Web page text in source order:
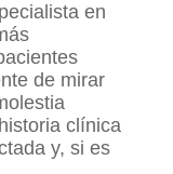
en
de mirar
clínica
y, si es